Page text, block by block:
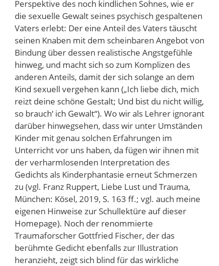
Perspektive des noch kindlichen Sohnes, wie er
die sexuelle Gewalt seines psychisch gespaltenen
Vaters erlebt: Der eine Anteil des Vaters täuscht
seinen Knaben mit dem scheinbaren Angebot von
Bindung über dessen realistische Angstgefühle
hinweg, und macht sich so zum Komplizen des
anderen Anteils, damit der sich solange an dem
Kind sexuell vergehen kann („Ich liebe dich, mich
reizt deine schöne Gestalt; Und bist du nicht willig,
so brauch‘ ich Gewalt“). Wo wir als Lehrer ignorant
darüber hinwegsehen, dass wir unter Umständen
Kinder mit genau solchen Erfahrungen im
Unterricht vor uns haben, da fügen wir ihnen mit
der verharmlosenden Interpretation des
Gedichts als Kinderphantasie erneut Schmerzen
zu (vgl. Franz Ruppert, Liebe Lust und Trauma,
München: Kösel, 2019, S. 163 ff.; vgl. auch meine
eigenen Hinweise zur Schullektüre auf dieser
Homepage). Noch der renommierte
Traumaforscher Gottfried Fischer, der das
berühmte Gedicht ebenfalls zur Illustration
heranzieht, zeigt sich blind für das wirkliche